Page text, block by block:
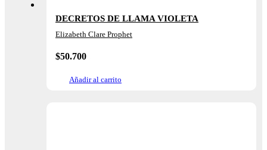
DECRETOS DE LLAMA VIOLETA
Elizabeth Clare Prophet
$50.700
Añadir al carrito